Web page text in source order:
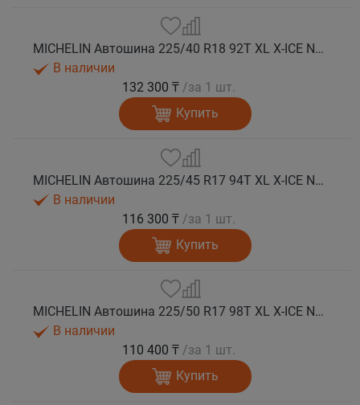
MICHELIN Автошина 225/40 R18 92T XL X-ICE NORTH 4 шип.
В наличии
132 300 ₸ /за 1 шт.
Купить
MICHELIN Автошина 225/45 R17 94T XL X-ICE NORTH 4 шип.
В наличии
116 300 ₸ /за 1 шт.
Купить
MICHELIN Автошина 225/50 R17 98T XL X-ICE NORTH 4 шип.
В наличии
110 400 ₸ /за 1 шт.
Купить